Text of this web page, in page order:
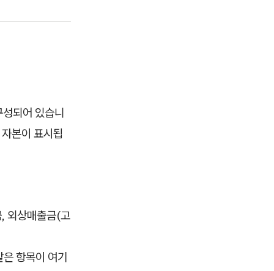
되어 있습니
본이 표시됩
외상매출금(고
항목이 여기